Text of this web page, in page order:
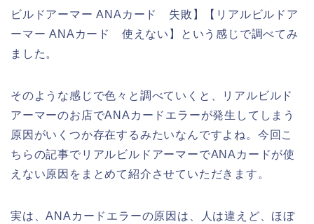
ビルドアーマー ANAカード 失敗】【リアルビルドア
ーマー ANAカード 使えない】という感じで調べてみ
ました。
そのような感じで色々と調べていくと、リアルビルド
アーマーのお店でANAカードエラーが発生してしまう
原因がいくつか存在するみたいなんですよね。今回こ
ちらの記事でリアルビルドアーマーでANAカードが使
えない原因をまとめて紹介させていただきます。
実は、ANAカードエラーの原因は、人は違えど、ほぼ